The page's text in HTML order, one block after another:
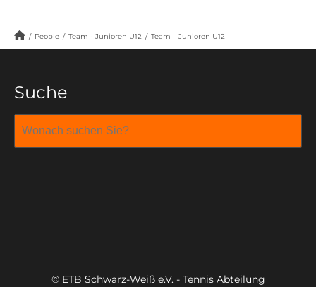
/ People / Team - Junioren U12 / Team – Junioren U12
Suche
© ETB Schwarz-Weiß e.V. - Tennis Abteilung